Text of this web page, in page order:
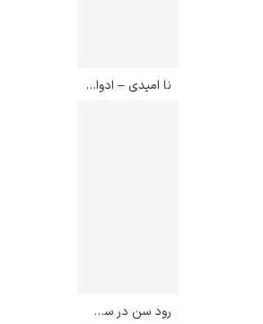
نا امیدی – ادوارد مونک
رود سن در سن کلو – اداورد مونک